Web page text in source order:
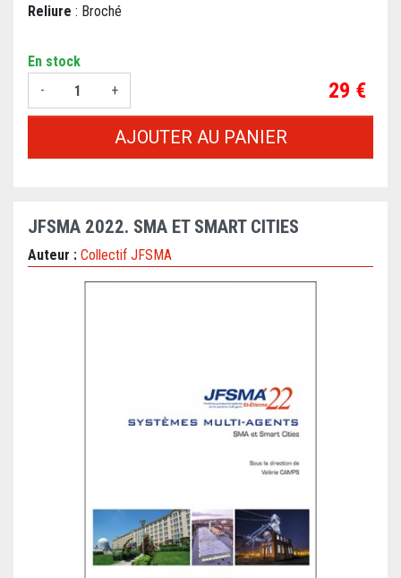
Reliure : Broché
En stock
-
+ Prix
29 €
AJOUTER AU PANIER
JFSMA 2022. SMA ET SMART CITIES
Auteur : Collectif JFSMA